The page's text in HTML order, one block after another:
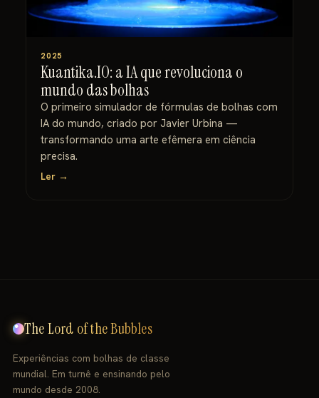
2025
Kuantika.IO: a IA que revoluciona o
mundo das bolhas
O primeiro simulador de fórmulas de bolhas com
IA do mundo, criado por Javier Urbina —
transformando uma arte efêmera em ciência
precisa.
Ler →
The Lord of the Bubbles
Experiências com bolhas de classe
mundial. Em turnê e ensinando pelo
mundo desde 2008.